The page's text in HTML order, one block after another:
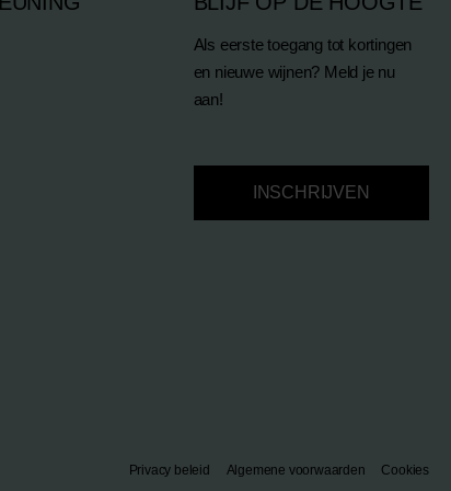
Als eerste toegang tot kortingen
en nieuwe wijnen? Meld je nu
aan!
INSCHRIJVEN
Privacy beleid Algemene voorwaarden Cookies